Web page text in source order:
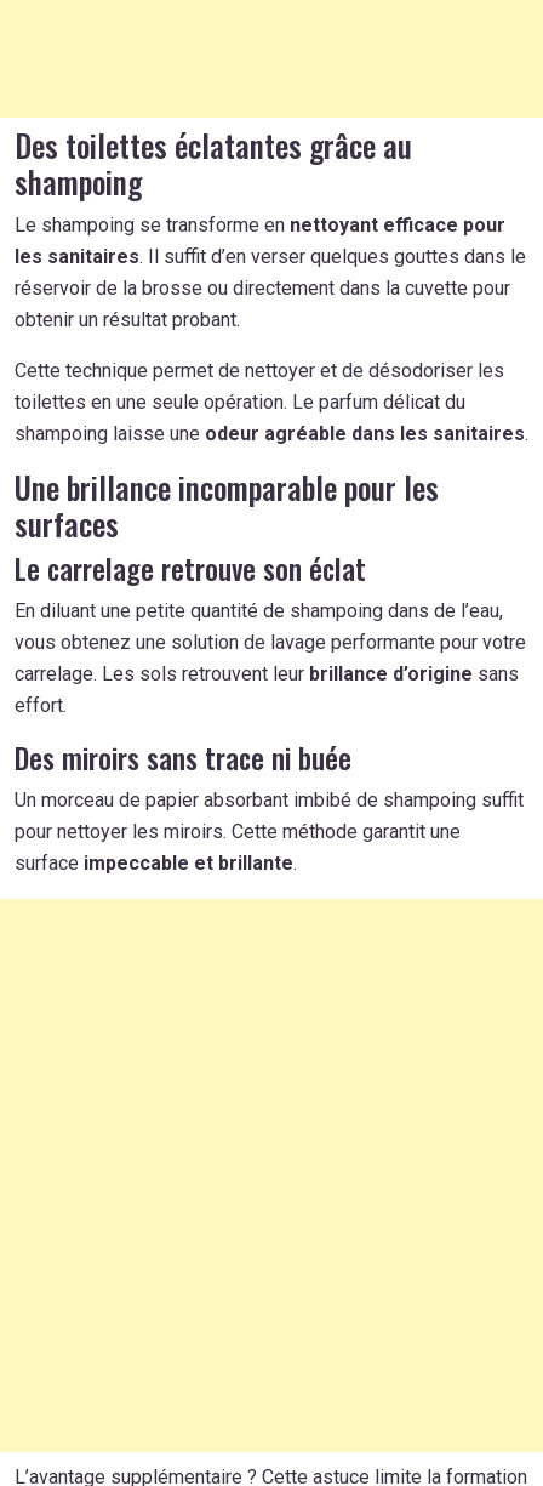
Des toilettes éclatantes grâce au
shampoing
Le shampoing se transforme en nettoyant efficace pour
les sanitaires. Il suffit d’en verser quelques gouttes dans le
réservoir de la brosse ou directement dans la cuvette pour
obtenir un résultat probant.
Cette technique permet de nettoyer et de désodoriser les
toilettes en une seule opération. Le parfum délicat du
shampoing laisse une odeur agréable dans les sanitaires.
Une brillance incomparable pour les
surfaces
Le carrelage retrouve son éclat
En diluant une petite quantité de shampoing dans de l’eau,
vous obtenez une solution de lavage performante pour votre
carrelage. Les sols retrouvent leur brillance d’origine sans
effort.
Des miroirs sans trace ni buée
Un morceau de papier absorbant imbibé de shampoing suffit
pour nettoyer les miroirs. Cette méthode garantit une
surface impeccable et brillante.
L’avantage supplémentaire ? Cette astuce limite la formation